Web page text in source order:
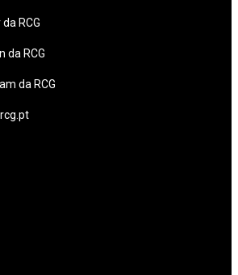
RCG
da RCG
da RCG